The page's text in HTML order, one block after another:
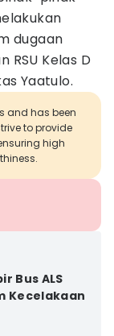
dugaan
RSU Kelas D
Yaatulo.
and has been
to provide
high
Bus ALS
Kecelakaan